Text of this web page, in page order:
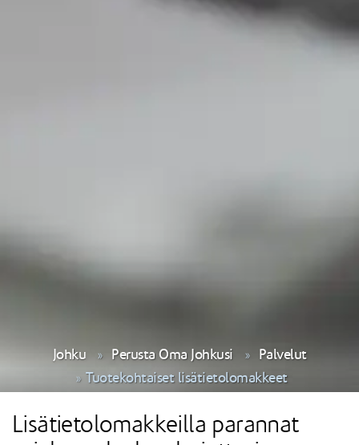
Johku Perusta Oma Johkusi
Palvelut
Tuotekohtaiset lisätietolomakkeet
Lisätietolomakkeilla parannat